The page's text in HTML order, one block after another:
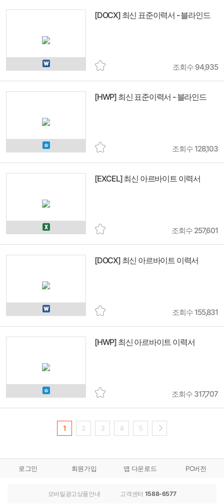
[DOCX] 최신 표준이력서 - 블라인드
조회수 94,935
[HWP] 최신 표준이력서 - 블라인드
조회수 128,103
[EXCEL] 최신 아르바이트 이력서
조회수 257,601
[DOCX] 최신 아르바이트 이력서
조회수 155,831
[HWP] 최신 아르바이트 이력서
조회수 317,707
1 2 3 4 5
로그인 회원가입 앱 다운로드 PC버전
모바일광고상품안내 고객센터 1588-6577